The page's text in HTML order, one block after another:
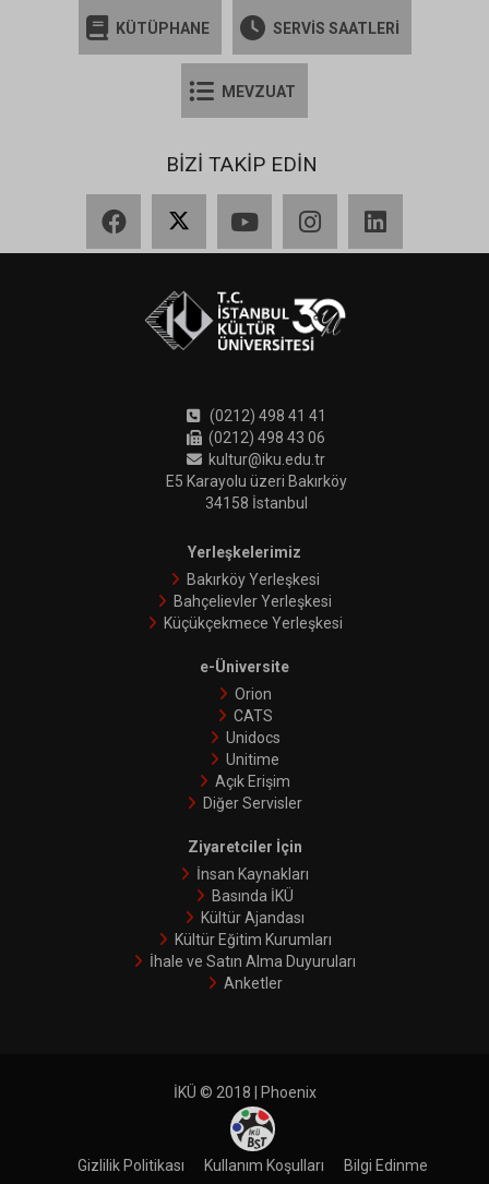
KÜTÜPHANE SERVİS SAATLERİ
MEVZUAT
BİZİ TAKİP EDİN
(0212) 498 41 41
(0212) 498 43 06
kultur@iku.edu.tr
E5 Karayolu üzeri Bakırköy
34158 İstanbul
Yerleşkelerimiz
Bakırköy Yerleşkesi
Bahçelievler Yerleşkesi
Küçükçekmece Yerleşkesi
e-Üniversite
Orion
CATS
Unidocs
Unitime
Açık Erişim
Diğer Servisler
Ziyaretciler İçin
İnsan Kaynakları
Basında İKÜ
Kültür Ajandası
Kültür Eğitim Kurumları
İhale ve Satın Alma Duyuruları
Anketler
İKÜ © 2018 | Phoenix
Gizlilik Politikası Kullanım Koşulları Bilgi Edinme